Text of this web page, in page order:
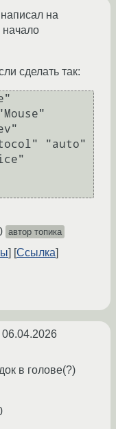
на
сделать так:
автор топика
Ссылка
06.04.2026
в голове(?)